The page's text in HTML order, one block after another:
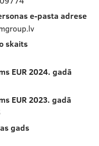
e-pasta adrese
skaits
EUR 2024. gadā
EUR 2023. gadā
gads